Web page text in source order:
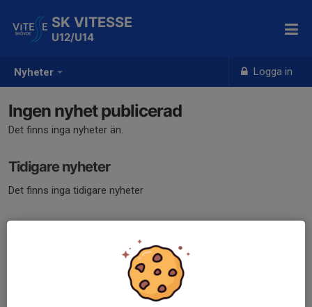
Nyheter Logga in
SK VITESSE
U12/U14
Ingen nyhet publicerad
Det finns inga nyheter än.
Tidigare nyheter
Det finns inga tidigare nyheter